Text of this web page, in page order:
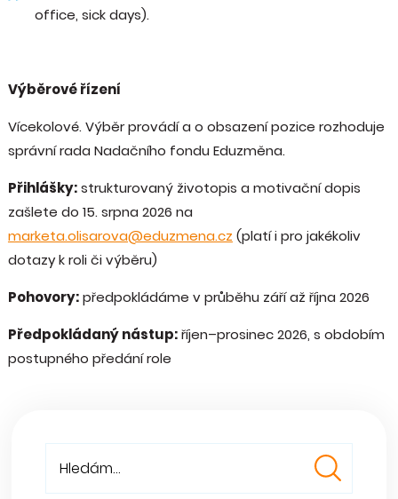
office, sick days).
Výběrové řízení
Vícekolové. Výběr provádí a o obsazení pozice rozhoduje
správní rada Nadačního fondu Eduzměna.
Přihlášky:strukturovaný životopis a motivační dopis
zašlete do 15. srpna 2026 na
marketa.olisarova@eduzmena.cz (platí i pro jakékoliv
dotazy k roli či výběru)
Pohovory:předpokládáme v průběhu září až října 2026
Předpokládaný nástup:říjen–⁠⁠⁠⁠⁠⁠prosinec 2026, s obdobím
postupného předání role